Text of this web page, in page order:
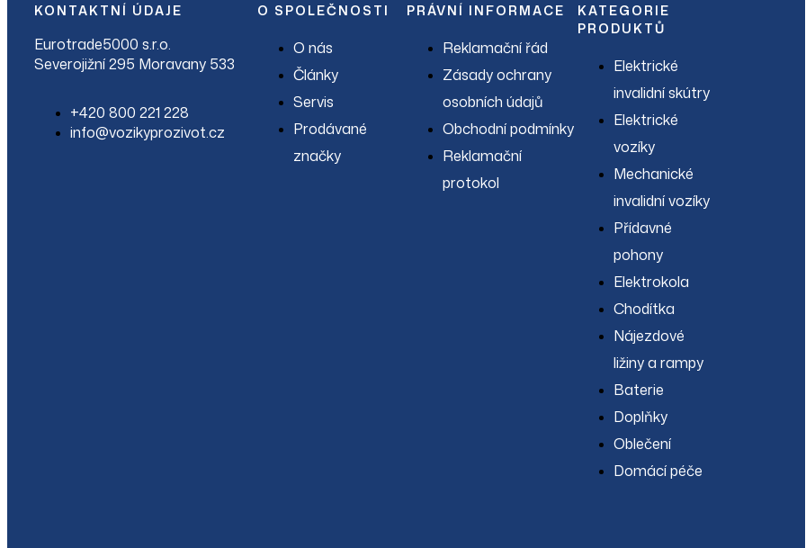
KONTAKTNÍ ÚDAJE
Eurotrade5000 s.r.o.
Severojižní 295 Moravany 533
+420 800 221 228
info@vozikyprozivot.cz
O SPOLEČNOSTI
O nás
Články
Servis
Prodávané
značky
PRÁVNÍ INFORMACE
Reklamační řád
Zásady ochrany
osobních údajů
Obchodní podmínky
Reklamační
protokol
KATEGORIE
PRODUKTŮ
Elektrické
invalidní skútry
Elektrické
vozíky
Mechanické
invalidní vozíky
Přídavné
pohony
Elektrokola
Chodítka
Nájezdové
ližiny a rampy
Baterie
Doplňky
Oblečení
Domácí péče